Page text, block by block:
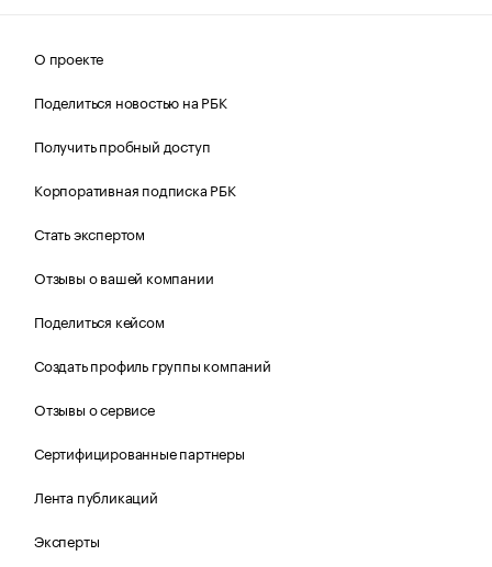
О проекте
Поделиться новостью на РБК
Получить пробный доступ
Корпоративная подписка РБК
Стать экспертом
Отзывы о вашей компании
Поделиться кейсом
Создать профиль группы компаний
Отзывы о сервисе
Сертифицированные партнеры
Лента публикаций
Эксперты